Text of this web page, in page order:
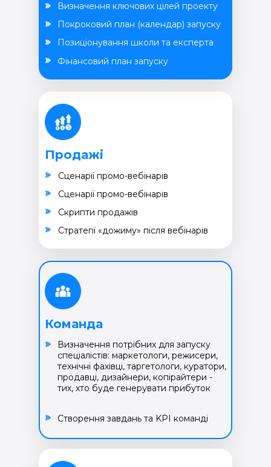
Команда
Визначення потрібних для запуску
спеціалістів: маркетологи, режисери,
технічні фахівці, таргетологи, куратори,
продавці, дизайнери, копірайтери -
тих, хто буде генерувати прибуток
Створення завдань та KPI команді
Визначення ключових цілей проекту
Позиціонування школи та експерта
Покроковий план (календар) запуску
Фінансовий план запуску
Продажі
Cценарії промо-вебінарів
Cкрипти продажів
Cценарії промо-вебінарів
Cтратегії «дожиму» після вебінарів